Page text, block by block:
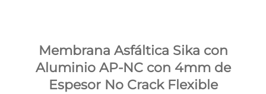
Membrana Asfáltica Sika con
Aluminio AP-NC con 4mm de
Espesor No Crack Flexible